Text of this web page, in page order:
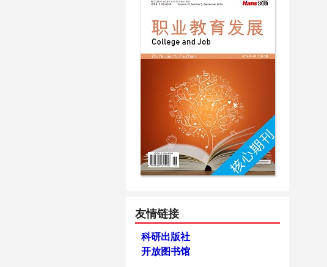
友情链接
科研出版社
开放图书馆